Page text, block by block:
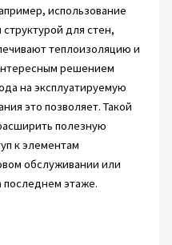
использование
для стен,
теплоизоляцию и
решением
на эксплуатируемую
это позволяет. Такой
полезную
к элементам
обслуживании или
этаже.